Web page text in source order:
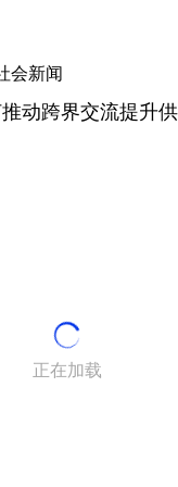
会新闻
动跨界交流提升
正在加载